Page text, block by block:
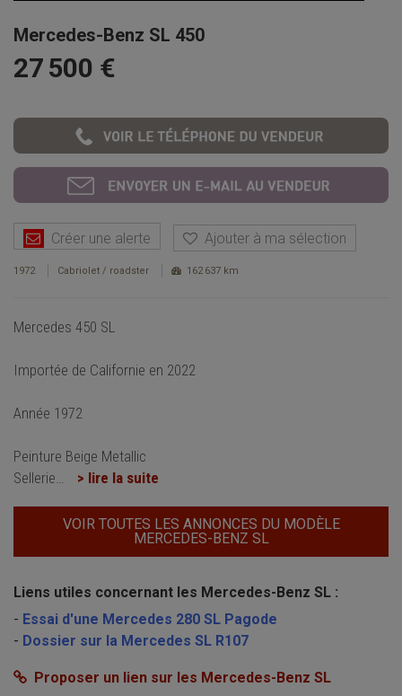
Mercedes-Benz SL 450
27 500 €
Créer une alerte Ajouter à ma sélection
1972 Cabriolet / roadster 162 637 km
Mercedes 450 SL
Importée de Californie en 2022
Année 1972
Peinture Beige Metallic
Sellerie
> lire la suite
VOIR TOUTES LES ANNONCES DU MODÈLE
MERCEDES-BENZ SL
Liens utiles concernant les Mercedes-Benz SL :
- Essai d'une Mercedes 280 SL Pagode
- Dossier sur la Mercedes SL R107
Proposer un lien sur les Mercedes-Benz SL